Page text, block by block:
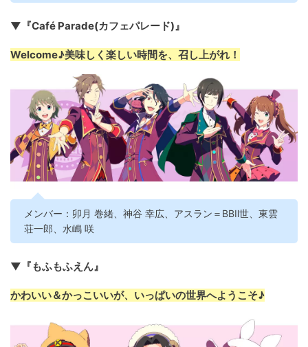
▼『Café Parade(カフェパレード)』
Welcome♪美味しく楽しい時間を、召し上がれ！
メンバー：卯月 巻緒、神谷 幸広、アスラン＝BBⅡ世、東雲
荘一郎、水嶋 咲
▼『もふもふえん』
かわいい＆かっこいいが、いっぱいの世界へようこそ♪